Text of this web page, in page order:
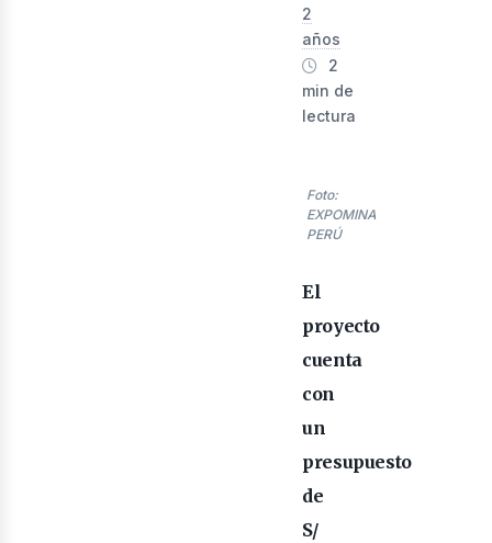
2
años
2
min de
lectura
Foto:
EXPOMINA
PERÚ
El
proyecto
cuenta
con
un
presupuesto
de
S/